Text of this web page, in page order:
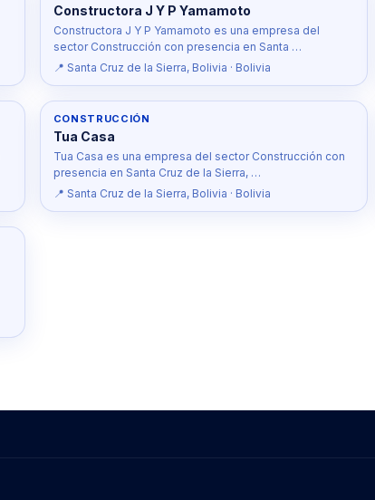
Constructora J Y P Yamamoto
Constructora J Y P Yamamoto es una empresa del
sector Construcción con presencia en Santa …
📍 Santa Cruz de la Sierra, Bolivia · Bolivia
CONSTRUCCIÓN
Tua Casa
Tua Casa es una empresa del sector Construcción con
presencia en Santa Cruz de la Sierra, …
📍 Santa Cruz de la Sierra, Bolivia · Bolivia